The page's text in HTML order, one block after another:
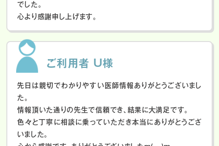
でした。
心より感謝申し上げます。
ご利用者 U様
先日は親切でわかりやすい医師情報ありがとうございまし
た。
情報頂いた通りの先生で信頼でき、結果に大満足です。
色々と丁寧に相談に乗っていただき本当にありがとうござ
いました。